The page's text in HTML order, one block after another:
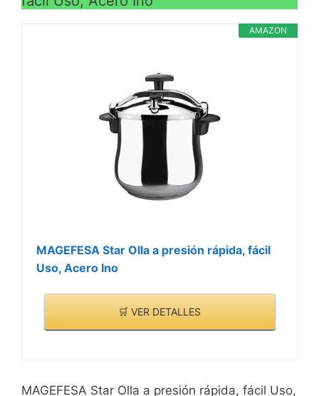
AMAZON
MAGEFESA Star Olla a presión rápida, fácil
Uso, Acero Ino
🛒 VER DETALLES
MAGEFESA Star Olla a presión rápida, fácil Uso,